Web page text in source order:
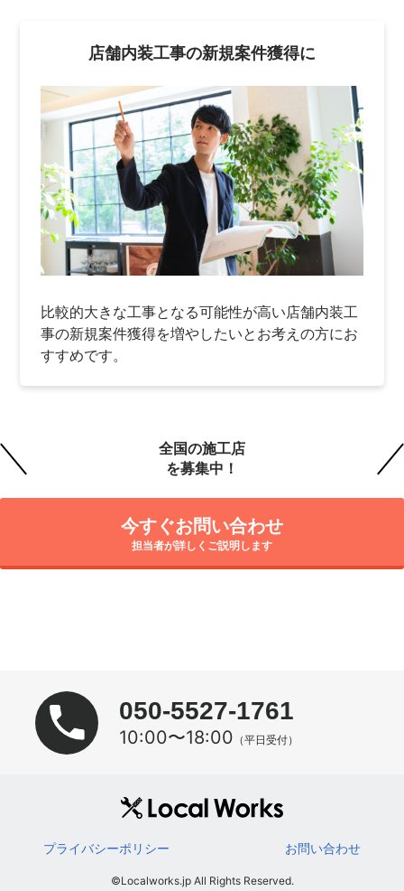
店舗内装工事の新規案件獲得に
比較的大きな工事となる可能性が高い店舗内装工
事の新規案件獲得を増やしたいとお考えの方にお
すすめです。
全国の施工店
を募集中！
今すぐお問い合わせ
担当者が詳しくご説明します
050-5527-1761
10:00〜18:00 （平日受付）
プライバシーポリシー お問い合わせ
©Localworks.jp All Rights Reserved.